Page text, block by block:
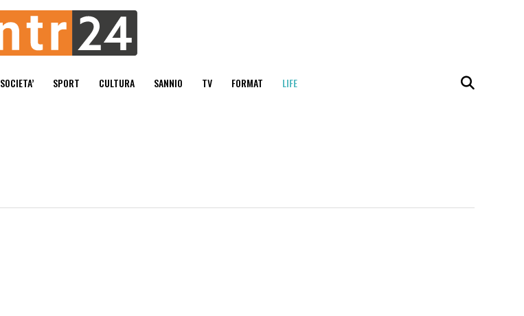
SOCIETA’ SPORT CULTURA SANNIO TV FORMAT LIFE